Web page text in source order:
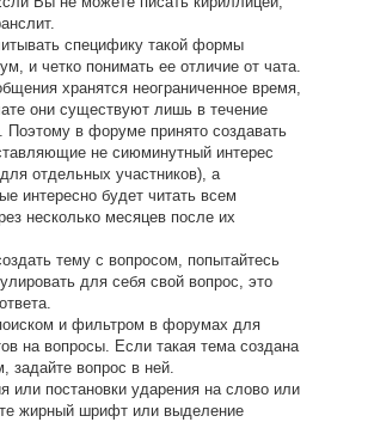
специфику такой формы
и четко понимать ее отличие от чата.
хранятся неограниченное время,
они существуют лишь в течение
Поэтому в форуме принято создавать
не сиюминутный интерес
отдельных участников), а
интересно будет читать всем
несколько месяцев после их
тему с вопросом, попытайтесь
для себя свой вопрос, это
и фильтром в форумах для
на вопросы. Если такая тема создана
задайте вопрос в ней.
или постановки ударения на слово или
жирный шрифт или выделение